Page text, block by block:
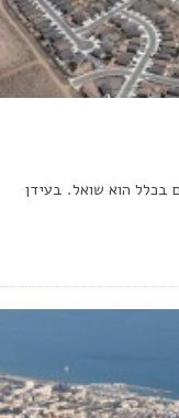
בכלל הוא שואל. בעידן